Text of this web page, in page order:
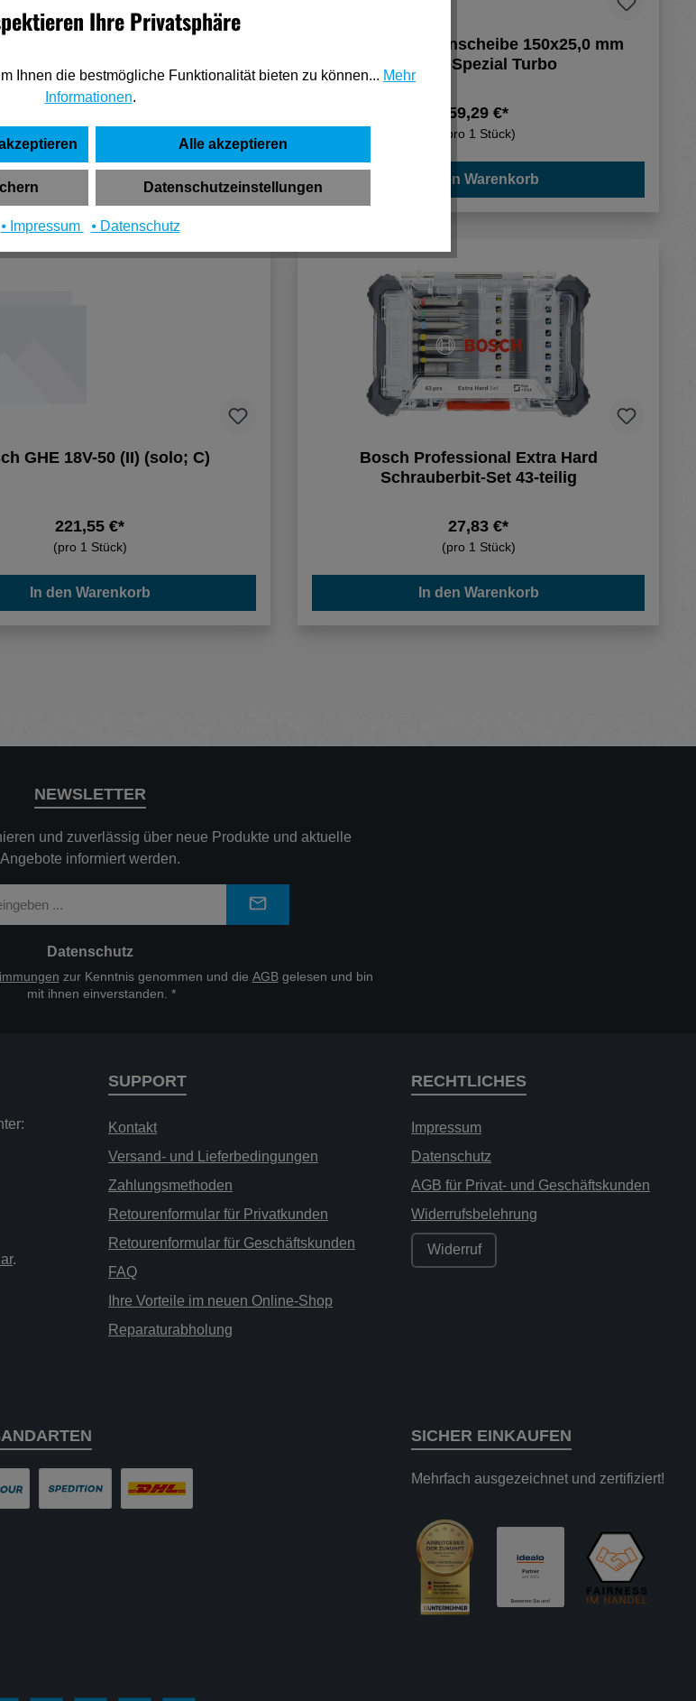
In den Warenkorb
Nozar Dia-Trennscheibe 150x25,0 mm
BEPO-Spezial Turbo
59,29 €*
(pro 1 Stück)
In den Warenkorb
GHE 18V-50 (II) (solo; C)
221,55 €*
(pro 1 Stück)
In den Warenkorb
Bosch Professional Extra Hard
Schrauberbit-Set 43-teilig
27,83 €*
(pro 1 Stück)
In den Warenkorb
NEWSLETTER
und zuverlässig über neue Produkte und aktuelle
Angebote informiert werden.
Datenschutz
zur Kenntnis genommen und die AGBgelesen und bin
mit ihnen einverstanden. *
.
SUPPORT
Kontakt
Versand- und Lieferbedingungen
Zahlungsmethoden
Retourenformular für Privatkunden
Retourenformular für Geschäftskunden
FAQ
Ihre Vorteile im neuen Online-Shop
Reparaturabholung
RECHTLICHES
Impressum
Datenschutz
AGB für Privat- und Geschäftskunden
Widerrufsbelehrung
Widerruf
SICHER EINKAUFEN
Mehrfach ausgezeichnet und zertifiziert!
Ihre Privatsphäre
Ihnen die bestmögliche Funktionalität bieten zu können... Mehr
Informationen.
Alle akzeptieren
Datenschutzeinstellungen
⦁ Impressum ⦁ Datenschutz